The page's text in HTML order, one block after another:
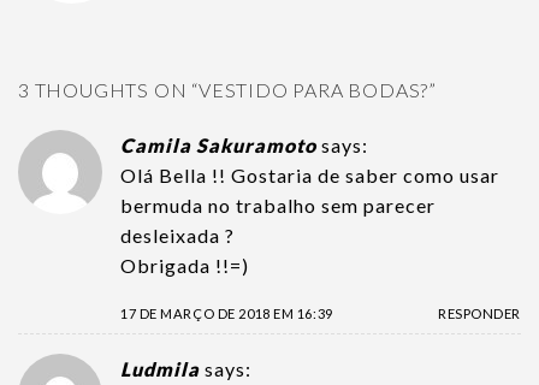
3 THOUGHTS ON “VESTIDO PARA BODAS?”
Camila Sakuramoto says:
Olá Bella !! Gostaria de saber como usar
bermuda no trabalho sem parecer
desleixada ?
Obrigada !!=)
17 DE MARÇO DE 2018 EM 16:39 RESPONDER
Ludmila says: